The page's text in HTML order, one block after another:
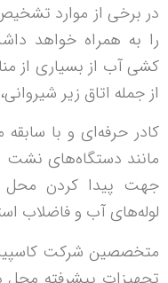
در برخی از موارد
را به همراه خواهد
کشی آب از بسیاری از
از جمله اتاق زیر
کادر حرفه‌ای و با
مانند دستگاه‌های نشت
جهت پیدا کردن محل
لوله‌های آب و فاضلاب
متخصصین شرکت کاسپین